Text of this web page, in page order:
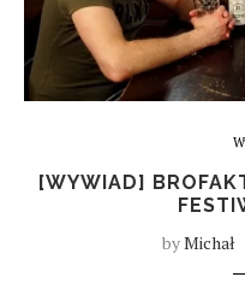
[WYWIAD]
byMichał